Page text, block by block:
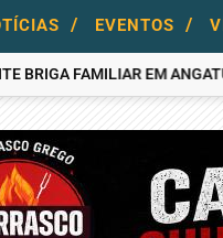
/ EVENTOS /
FAMILIAR EM ANGATUBA